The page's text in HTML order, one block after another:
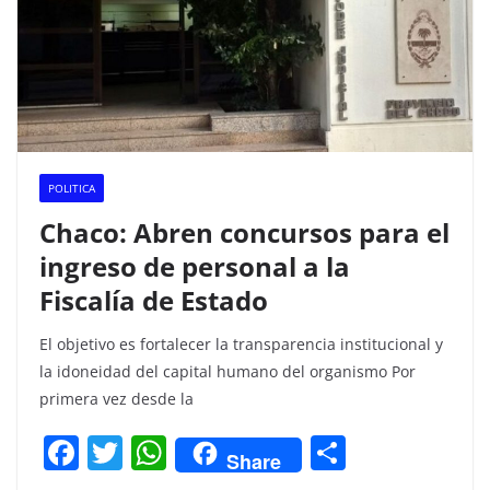
POLITICA
Chaco: Abren concursos para el
ingreso de personal a la
Fiscalía de Estado
El objetivo es fortalecer la transparencia institucional y
la idoneidad del capital humano del organismo Por
primera vez desde la
F T W Share